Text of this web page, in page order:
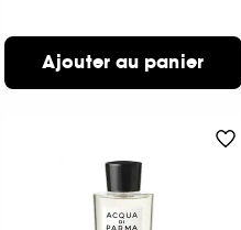
Ajouter au panier